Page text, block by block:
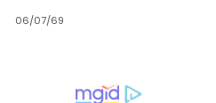
06/07/69